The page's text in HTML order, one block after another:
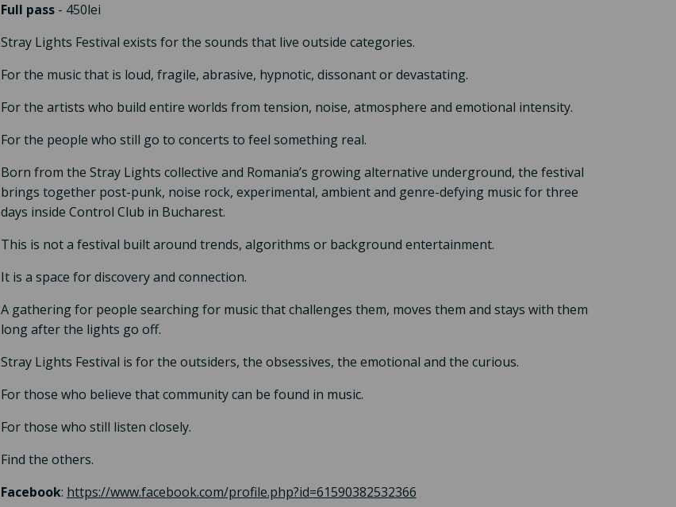
Full pass - 450lei
Stray Lights Festival exists for the sounds that live outside categories.
For the music that is loud, fragile, abrasive, hypnotic, dissonant or devastating.
For the artists who build entire worlds from tension, noise, atmosphere and emotional intensity.
For the people who still go to concerts to feel something real.
Born from the Stray Lights collective and Romania’s growing alternative underground, the festival
brings together post-punk, noise rock, experimental, ambient and genre-defying music for three
days inside Control Club in Bucharest.
This is not a festival built around trends, algorithms or background entertainment.
It is a space for discovery and connection.
A gathering for people searching for music that challenges them, moves them and stays with them
long after the lights go off.
Stray Lights Festival is for the outsiders, the obsessives, the emotional and the curious.
For those who believe that community can be found in music.
For those who still listen closely.
Find the others.
Facebook: https://www.facebook.com/profile.php?id=61590382532366